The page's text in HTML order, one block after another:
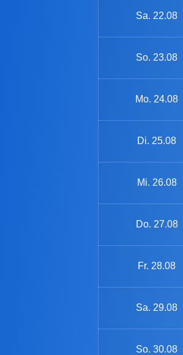
Sa. 22.08
So. 23.08
Mo. 24.08
Di. 25.08
Mi. 26.08
Do. 27.08
Fr. 28.08
Sa. 29.08
So. 30.08